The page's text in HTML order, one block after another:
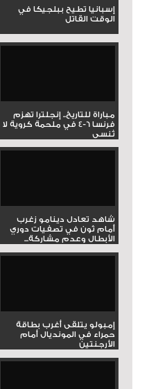
إسبانيا تطيح ببلجيكا في
الوقت القاتل
مباراة للتاريخ.. إنجلترا تهزم
فرنسا 6-4 في ملحمة كروية لا
تُنسى
شاهد تعادل دينامو زغرب
أمام ثون في تصفيات دوري
الأبطال وعدم مشاركة...
إمبولو يتلقى أغرب بطاقة
حمراء في المونديال أمام
الأرجنتين